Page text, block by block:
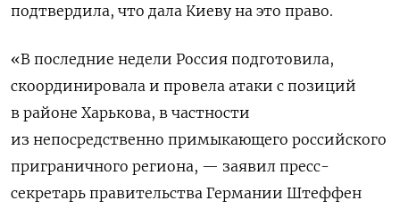
подтвердила, что дала Киеву на это право.
«В последние недели Россия подготовила,
скоординировала и провела атаки с позиций
в районе Харькова, в частности
из непосредственно примыкающего российского
приграничного региона, — заявил пресс-
секретарь правительства Германии Штеффен